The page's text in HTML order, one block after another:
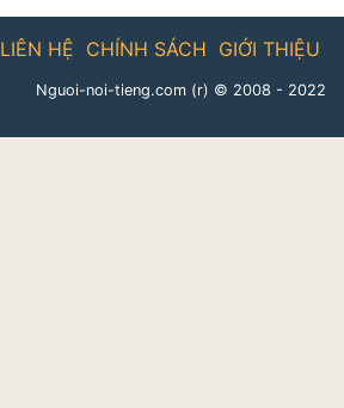
GIỚI THIỆU
CHÍNH SÁCH
LIÊN HỆ
Nguoi-noi-tieng.com (r) © 2008 - 2022